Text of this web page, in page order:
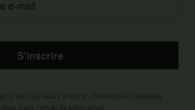
S'inscrire